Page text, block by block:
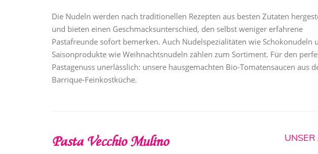
Die Nudeln werden nach traditionellen Rezepten aus besten Zutaten
und bieten einen Geschmacksunterschied, den selbst weniger erfahrene
Pastafreunde sofort bemerken. Auch Nudelspezialitäten wie Schokonudeln
Saisonprodukte wie Weihnachtsnudeln zählen zum Sortiment. Für den
Pastagenuss unerlässlich: unsere hausgemachten Bio-Tomatensaucen aus
Barrique-Feinkostküche.
Pasta Vecchio Mulino